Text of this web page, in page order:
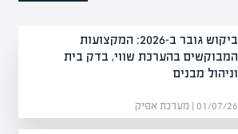
ביקוש גובר ב-2026: המקצועות
המבוקשים בהערכת שווי, בדק בית
וניהול מבנים
01/07/26 | מערכת אפיק